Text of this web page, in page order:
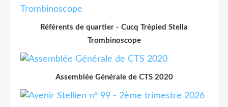
Référents de quartier - Cucq Trépied Stella
Trombinoscope
Assemblée Générale de CTS 2020